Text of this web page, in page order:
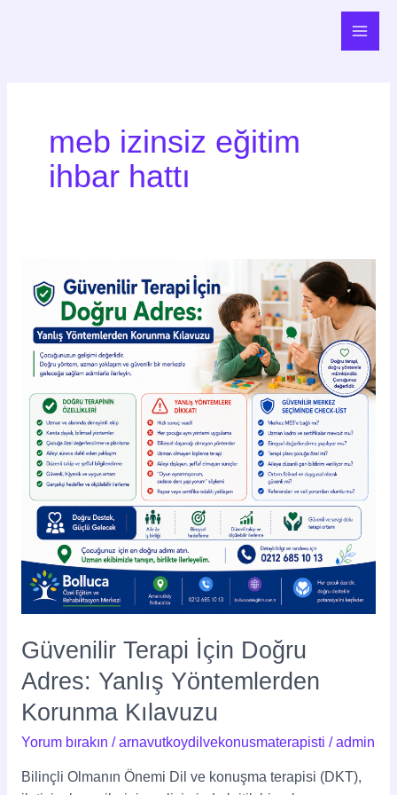
Main
meb izinsiz eğitim
ihbar hattı
Güvenilir Terapi İçin Doğru
Adres: Yanlış Yöntemlerden
Korunma Kılavuzu
Yorum bırakın /arnavutkoydilvekonusmaterapisti /admin
Bilinçli Olmanın Önemi Dil ve konuşma terapisi (DKT),
Terapi
Doğru
Adres:
Yanlış
Yöntemlerden
Korunma
Kılavuzu